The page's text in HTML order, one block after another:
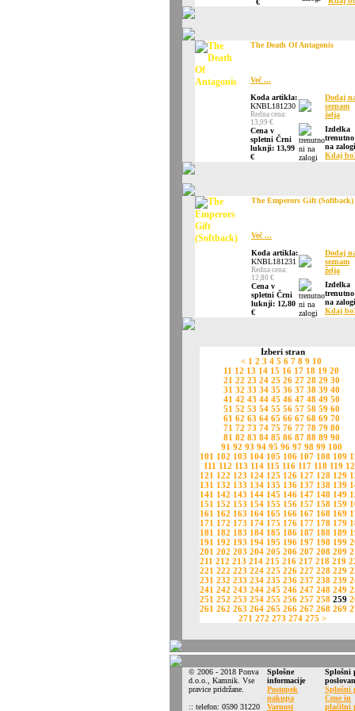
€
The Death Of Antagonis
Več ...
Koda artikla:
KNBL181230
Redna cena:
13,99 €
Cena v
spletni Črni
luknji: 13,99
€
Dodaj
seznam
želja
Izdelka
na
Kdaj
The Emperors Gift (Softback)
Več ...
Koda artikla:
KNBL181231
Redna cena:
12,80 €
Cena v
spletni Črni
luknji: 12,80
€
Dodaj
seznam
želja
Izdelka
na
Kdaj
Izberi stran
< 1 2 3 4 5 6 7 8 9 10
11 12 13 14 15 16 17 18 19 20
21 22 23 24 25 26 27 28 29 30
31 32 33 34 35 36 37 38 39 40
41 42 43 44 45 46 47 48 49 50
51 52 53 54 55 56 57 58 59 60
61 62 63 64 65 66 67 68 69 70
71 72 73 74 75 76 77 78 79 80
81 82 83 84 85 86 87 88 89 90
91 92 93 94 95 96 97 98 99 100
101 102 103 104 105 106 107 108 109
111 112 113 114 115 116 117 118 119
121 122 123 124 125 126 127 128 129
131 132 133 134 135 136 137 138 139
141 142 143 144 145 146 147 148 149
151 152 153 154 155 156 157 158 159
161 162 163 164 165 166 167 168 169
171 172 173 174 175 176 177 178 179
181 182 183 184 185 186 187 188 189
191 192 193 194 195 196 197 198 199
201 202 203 204 205 206 207 208 209
211 212 213 214 215 216 217 218 219
221 222 223 224 225 226 227 228 229
231 232 233 234 235 236 237 238 239
241 242 243 244 245 246 247 248 249
251 252 253 254 255 256 257 258259
261 262 263 264 265 266 267 268 269
271 272 273 274 275 >
© 2006 - 2018 Ponva
d.o.o., Kamnik. Vse
pravice pridržane.
:: telefon: 0590 31220
Splošne
informacije
Postopek
nakupa
Varnost
Splošni
Splošni
Cene in
plačilni